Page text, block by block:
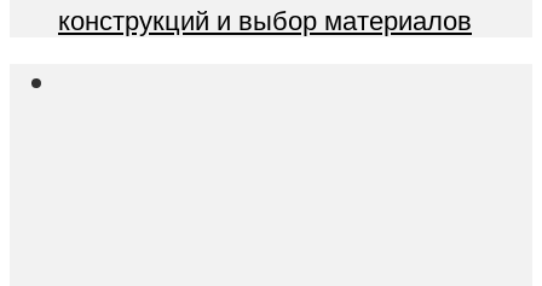
конструкций и выбор материалов